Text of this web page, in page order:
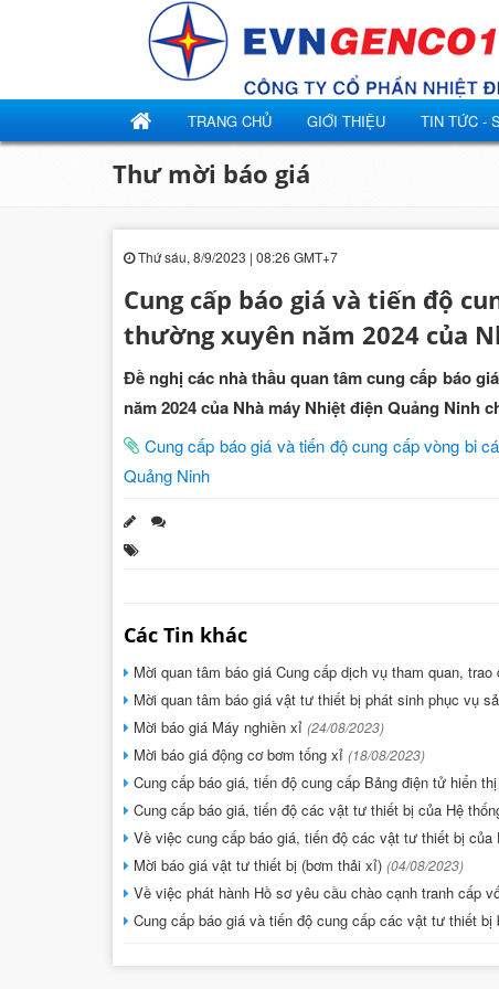
TRANG CHỦ GIỚI THIỆU TIN TỨC -
Thư mời báo giá
Thứ sáu, 8/9/2023 | 08:26 GMT+7
Cung cấp báo giá và tiến độ
thường xuyên năm 2024 của
Đề nghị các nhà thầu quan tâm cung cấp báo
năm 2024 của Nhà máy Nhiệt điện Quảng Ninh
Cung cấp báo giá và tiến độ cung cấp vòng bi
Quảng Ninh
Các Tin khác
Mời quan tâm báo giá Cung cấp dịch vụ tham quan,
Mời quan tâm báo giá vật tư thiết bị phát sinh phục vụ
Mời báo giá Máy nghiền xỉ (24/08/2023)
Mời báo giá động cơ bơm tống xỉ (18/08/2023)
Cung cấp báo giá, tiến độ cung cấp Bảng điện tử hiển
Cung cấp báo giá, tiến độ các vật tư thiết bị của Hệ
Về việc cung cấp báo giá, tiến độ các vật tư thiết bị của
Mời báo giá vật tư thiết bị (bơm thải xỉ) (04/08/2023)
Về việc phát hành Hồ sơ yêu cầu chào cạnh tranh cấp
Cung cấp báo giá và tiến độ cung cấp các vật tư thiết